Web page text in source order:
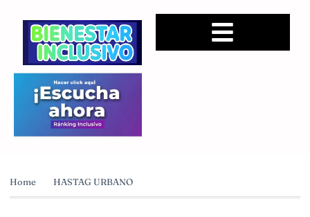
Home HASTAG URBANO